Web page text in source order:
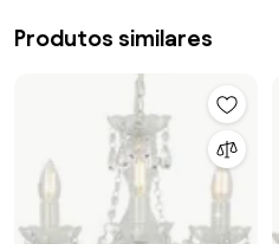
Produtos similares